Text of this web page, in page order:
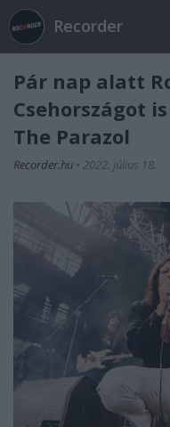
Recorder
Pár nap alatt
Csehországot
The Parazol
Recorder.hu • 2022. július 18.